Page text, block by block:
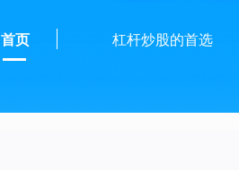
首页 杠杆炒股的首选